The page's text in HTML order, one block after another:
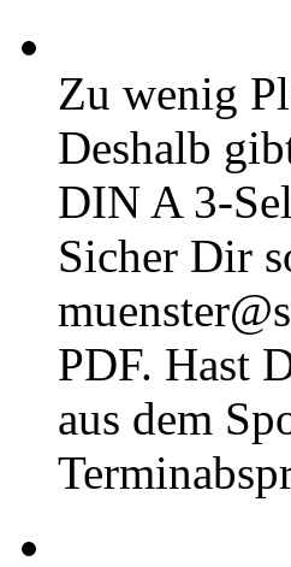
Zu wenig
Deshalb
DIN A 3-
Sicher Dir
PDF. Hast
aus dem